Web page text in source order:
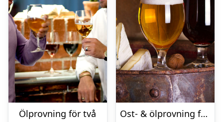
Ölprovning för två
Ost- & ölprovning för två